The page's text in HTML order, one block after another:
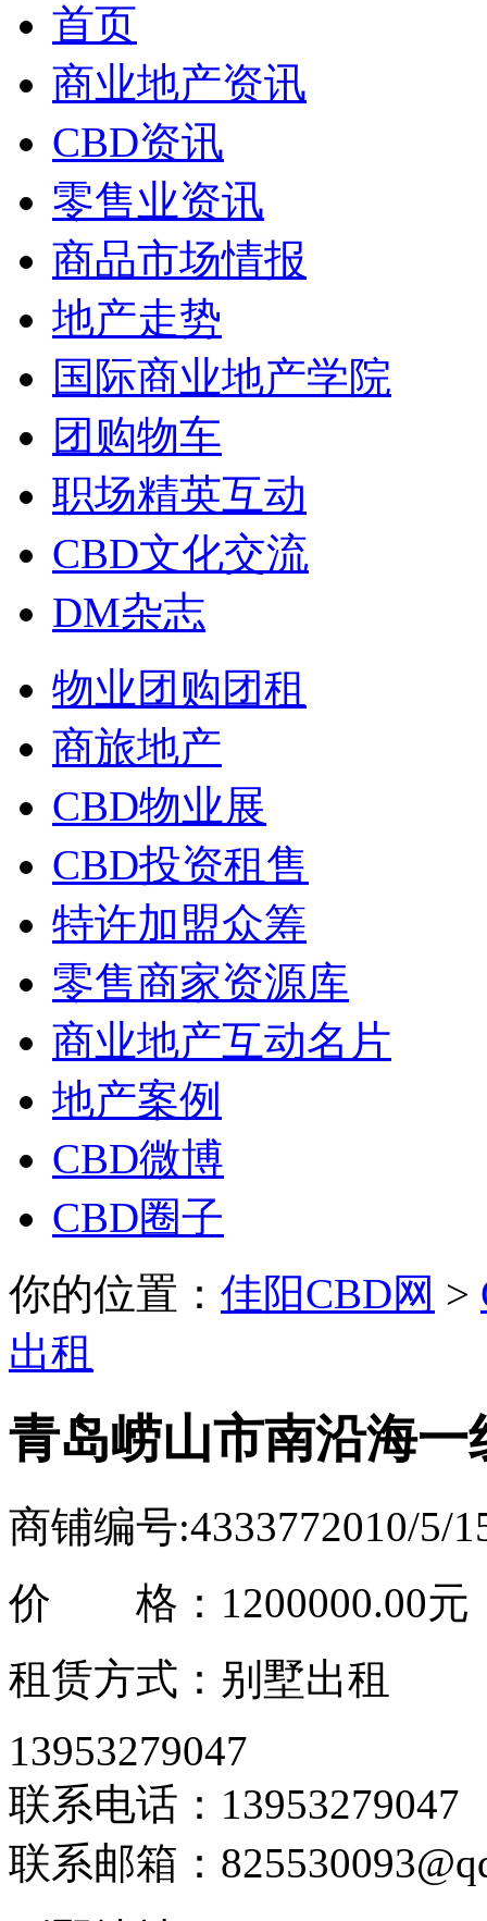
首页
商业地产资讯
CBD资讯
零售业资讯
商品市场情报
地产走势
国际商业地产学院
团购物车
职场精英互动
CBD文化交流
DM杂志
物业团购团租
商旅地产
CBD物业展
CBD投资租售
特许加盟众筹
零售商家资源库
商业地产互动名片
地产案例
CBD微博
CBD圈子
你的位置： 佳阳CBD网 >
出租
青岛崂山市南沿海一
商铺编号:4333772010/5/
价 格： 1200000.00元
租赁方式：别墅出租
13953279047
联系电话：13953279047
联系邮箱：